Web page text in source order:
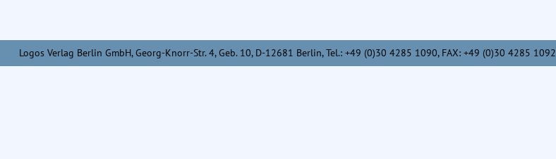
Logos Verlag Berlin GmbH, Georg-Knorr-Str. 4, Geb. 10, D-12681 Berlin, Tel.: +49 (0)30 4285 1090, FAX: +49 (0)30 4285 1092